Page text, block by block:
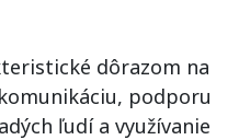
dôrazom na
podporu
ľudí a využívanie